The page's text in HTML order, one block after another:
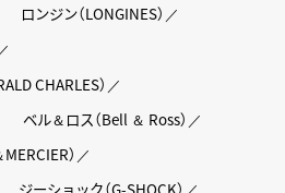
ロンジン（LONGINES）
CHARLES）
ベル＆ロス（Bell ＆ Ross）
）